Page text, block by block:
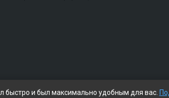
быстро и был максимально удобным для вас.